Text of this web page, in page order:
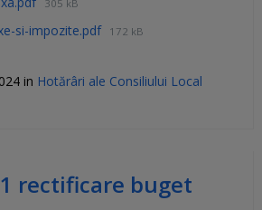
305 kB
si-impozite.pdf 172 kB
in Hotărâri ale Consiliului Local
rectificare buget